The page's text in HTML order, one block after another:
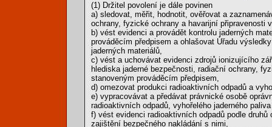
(1) Držitel povolení je dále povinen
a) sledovat, měřit, hodnotit, ověřovat a
ochrany, fyzické ochrany a havarijní připravenosti
b) vést evidenci a provádět kontrolu jaderných
prováděcím předpisem a ohlašovat Úřadu
jaderných materiálů,
c) vést a uchovávat evidenci zdrojů ionizujícího
hlediska jaderné bezpečnosti, radiační ochrany,
stanoveným prováděcím předpisem,
d) omezovat produkci radioaktivních odpadů a
e) vypracovávat a předávat právnické osobě
radioaktivních odpadů, vyhořelého jaderného
f) vést evidenci radioaktivních odpadů podle
zajištění bezpečného nakládání s nimi,